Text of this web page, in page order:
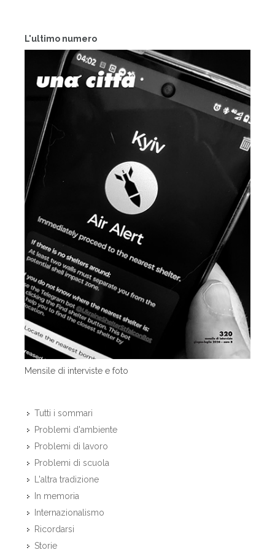
L'ultimo numero
Mensile di interviste e foto
Tutti i sommari
Problemi d'ambiente
Problemi di lavoro
Problemi di scuola
L'altra tradizione
In memoria
Internazionalismo
Ricordarsi
Storie